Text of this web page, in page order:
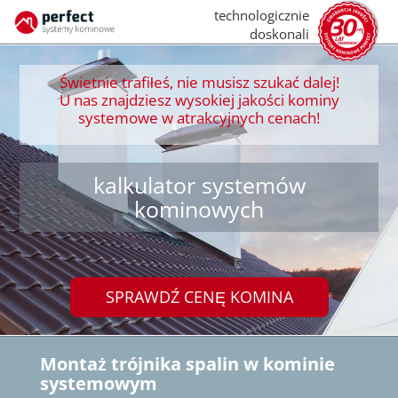
technologicznie
doskonali
Świetnie trafiłeś, nie musisz szukać dalej!
U nas znajdziesz wysokiej jakości kominy
systemowe w atrakcyjnych cenach!
kalkulator systemów
kominowych
SPRAWDŹ CENĘ KOMINA
Montaż trójnika spalin w kominie
systemowym